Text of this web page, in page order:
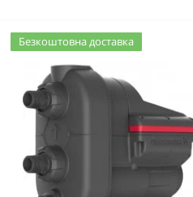
Безкоштовна доставка